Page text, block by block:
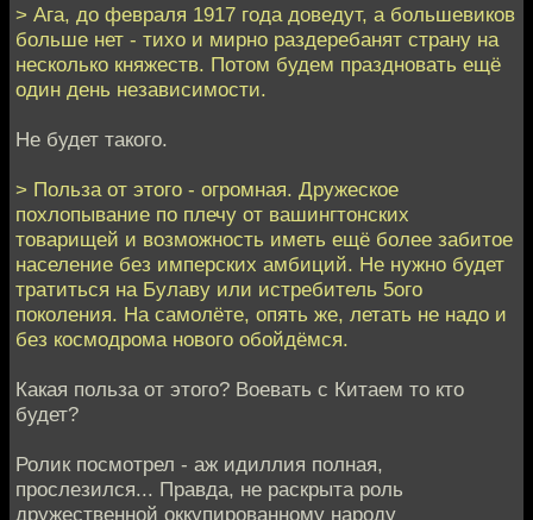
> Ага, до февраля 1917 года доведут, а большевиков
больше нет - тихо и мирно раздеребанят страну на
несколько княжеств. Потом будем праздновать ещё
один день независимости.
Не будет такого.
> Польза от этого - огромная. Дружеское
похлопывание по плечу от вашингтонских
товарищей и возможность иметь ещё более забитое
население без имперских амбиций. Не нужно будет
тратиться на Булаву или истребитель 5ого
поколения. На самолёте, опять же, летать не надо и
без космодрома нового обойдёмся.
Какая польза от этого? Воевать с Китаем то кто
будет?
Ролик посмотрел - аж идиллия полная,
прослезился... Правда, не раскрыта роль
дружественной оккупированному народу